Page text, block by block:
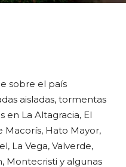
sobre el país
aisladas, tormentas
en La Altagracia, El
Macorís, Hato Mayor,
La Vega, Valverde,
Montecristi y algunas